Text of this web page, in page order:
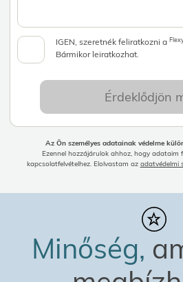
IGEN, szeretnék feliratkozni a
Bármikor leiratkozhat.
Érdeklődjön
Az Ön személyes adatainak védelme
Ezennel hozzájárulok ahhoz, hogy adataim
kapcsolatfelvételhez. Elolvastam az adatvédelmi
Minőség,